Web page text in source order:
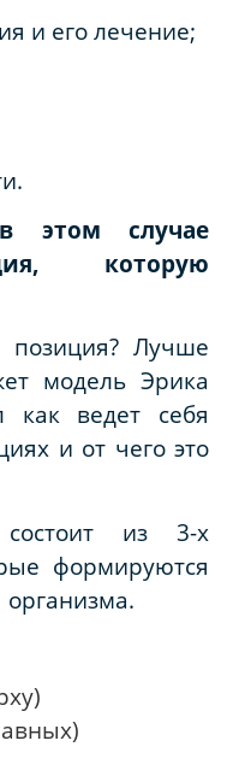
и его лечение;
этом случае
которую
позиция? Лучше
модель Эрика
как ведет себя
и от чего это
из 3-х
формируются
организма.